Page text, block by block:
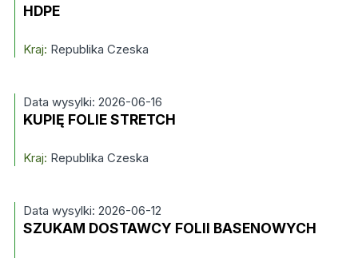
HDPE
Kraj: Republika Czeska
Data wysylki: 2026-06-16
KUPIĘ FOLIE STRETCH
Kraj: Republika Czeska
Data wysylki: 2026-06-12
SZUKAM DOSTAWCY FOLII BASENOWYCH